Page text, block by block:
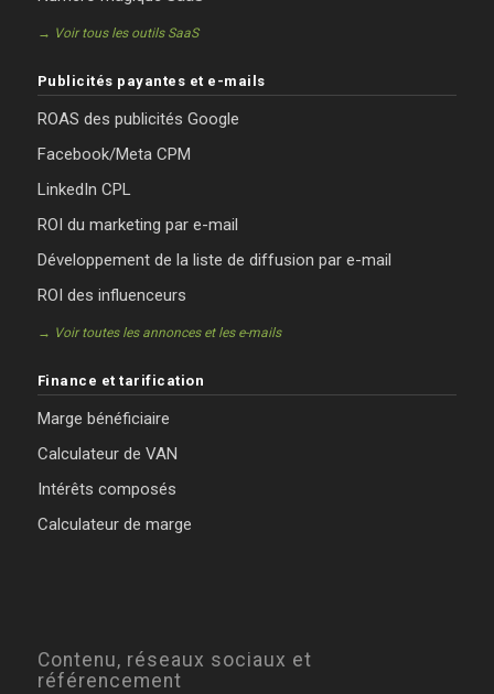
→ Voir tous les outils SaaS
Publicités payantes et e-mails
ROAS des publicités Google
Facebook/Meta CPM
LinkedIn CPL
ROI du marketing par e-mail
Développement de la liste de diffusion par e-mail
ROI des influenceurs
→ Voir toutes les annonces et les e-mails
Finance et tarification
Marge bénéficiaire
Calculateur de VAN
Intérêts composés
Calculateur de marge
Contenu, réseaux sociaux et
référencement